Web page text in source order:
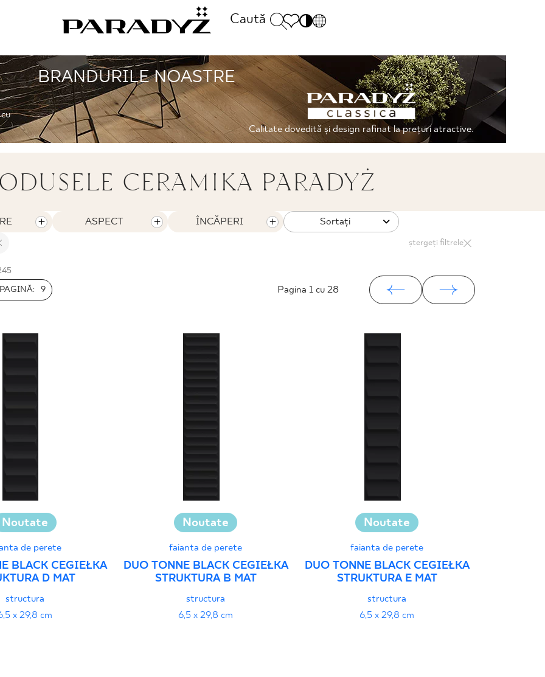
Caută
Polecane
Sintered stone
Monumental
EN
DE
UK
RU
SUNAȚI-NE
Hétfő - péntek: 9.00 - 17.00
Szombat: 10.00 - 14.00
+48 800 55 66 77
BRANDURILE NOASTRE
Calitate dovedită și design rafinat la prețuri atractive.
CERAMIKA PARADYŻ
ASPECT ÎNCĂPERI
Sortaţi
ștergeți filtrele
9 Pagina 1 cu 28
Noutate
de perete
BLACK CEGIEŁKA
D MAT
structura
x 29,8 cm
Noutate
faianta de perete
DUO TONNE BLACK CEGIEŁKA
STRUKTURA B MAT
structura
6,5 x 29,8 cm
Noutate
faianta de perete
DUO TONNE BLACK CEGIEŁKA
STRUKTURA E MAT
structura
6,5 x 29,8 cm